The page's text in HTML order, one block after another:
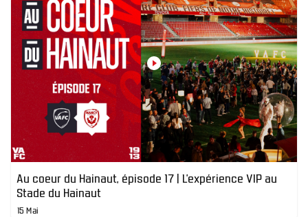
Au coeur du Hainaut, épisode 17 | L’expérience VIP au
Stade du Hainaut
15 Mai